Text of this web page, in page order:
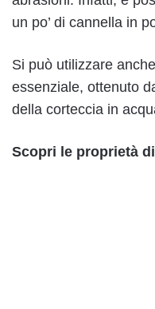
un po’ di cannella in
Si può utilizzare
essenziale, ottenuto
della corteccia in
Scopri le proprietà